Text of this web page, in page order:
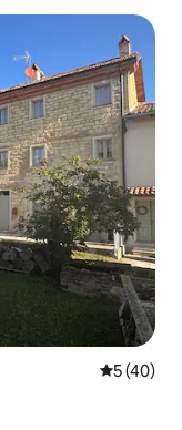
คะแนนเฉลี่
5 (40)